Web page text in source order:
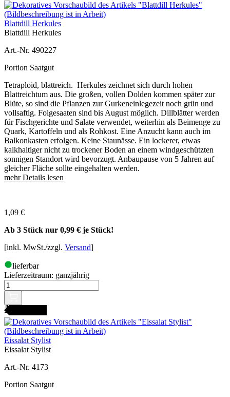
Blattdill Herkules
Blattdill Herkules
Art.-Nr. 490227
Portion Saatgut
Tetraploid, blattreich. Herkules zeichnet sich durch hohen
Blattreichtum aus. Die großen, vollen Dolden kommen später zur
Blüte, so sind die Pflanzen zur Gurkeneinlegezeit noch grün und
vollsaftig. Folgesaaten sind bis August möglich. Dillblätter werden
für Fischgerichte und Salate verwendet, weiterhin als Beimenge zu
Quark, Kartoffeln und als Rohkost. Eine Anzucht kann auch im
Balkonkasten erfolgen. Keine Staunässe. Ein lockerer, etwas
kalkhaltiger nicht zu trockener Boden an einem windgeschützten
sonnigen Standort wird bevorzugt. Anbaupause von 5 Jahren auf
gleicher Fläche sollte eingehalten werden.
mehr Details lesen
1,09 €
Ab 3 Stück nur 0,99 € je Stück!
[inkl. MwSt./zzgl. Versand]
lieferbar
Lieferzeitraum: ganzjährig
Eissalat Stylist
Eissalat Stylist
Art.-Nr. 4173
Portion Saatgut